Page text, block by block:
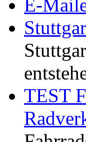
E-
TEST